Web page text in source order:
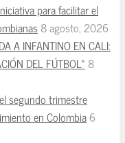
para facilitar el
8 agosto, 2026
A INFANTINO EN CALI:
DEL FÚTBOL» 8
segundo trimestre
en Colombia6